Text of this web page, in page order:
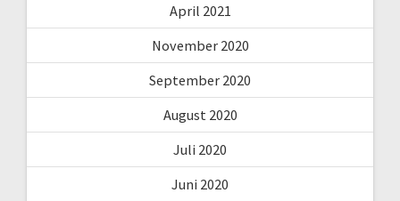
April 2021
November 2020
September 2020
August 2020
Juli 2020
Juni 2020